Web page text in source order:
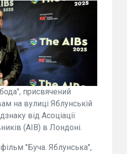
присвячений
на вулиці Яблунській
від Асоціації
(AIB) в Лондоні.
"Буча. Яблунська",